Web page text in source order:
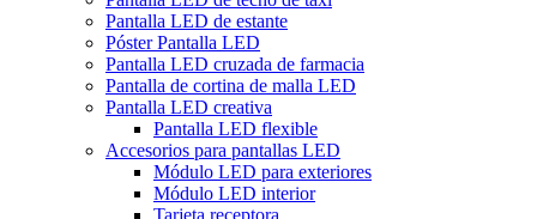
Pantalla LED de estante
Póster Pantalla LED
Pantalla LED cruzada de farmacia
Pantalla de cortina de malla LED
Pantalla LED creativa
Pantalla LED flexible
Accesorios para pantallas LED
Módulo LED para exteriores
Módulo LED interior
Tarjeta receptora